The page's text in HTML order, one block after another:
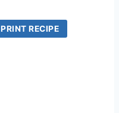
PRINT RECIPE